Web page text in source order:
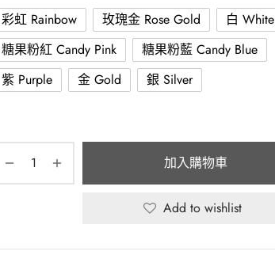
彩虹 Rainbow 玫瑰金 Rose Gold
白 White
糖果粉紅 Candy Pink
糖果粉藍 Candy Blue
紫 Purple
金 Gold 銀 Silver
加入購物車
Add to wishlist